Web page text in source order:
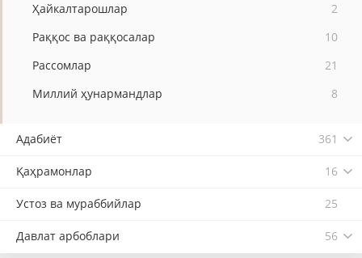
Ҳайкалтарошлар
2
Раққос ва раққосалар
10
Рассомлар
21
Миллий ҳунармандлар
8
Адабиёт 361
Қаҳрамонлар 16
Устоз ва мураббийлар 25
Давлат арбоблари 56